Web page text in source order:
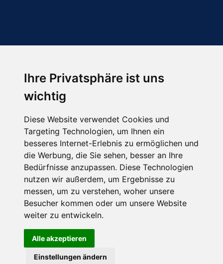
Ihre Privatsphäre ist uns
wichtig
Diese Website verwendet Cookies und
Targeting Technologien, um Ihnen ein
besseres Internet-Erlebnis zu ermöglichen und
die Werbung, die Sie sehen, besser an Ihre
Bedürfnisse anzupassen. Diese Technologien
nutzen wir außerdem, um Ergebnisse zu
messen, um zu verstehen, woher unsere
Besucher kommen oder um unsere Website
weiter zu entwickeln.
Alle akzeptieren
Einstellungen ändern
Hier finden Sie uns auch
Abonnieren Sie unseren Newsletter
Email*